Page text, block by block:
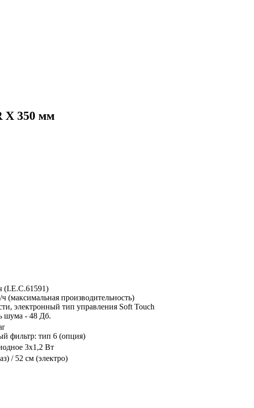
X 350 мм
(I.E.C.61591)
(максимальная производительность)
электронный тип управления Soft Touch
шума - 48 Дб.
фильтр: тип 6 (опция)
3x1,2 Вт
/ 52 см (электро)